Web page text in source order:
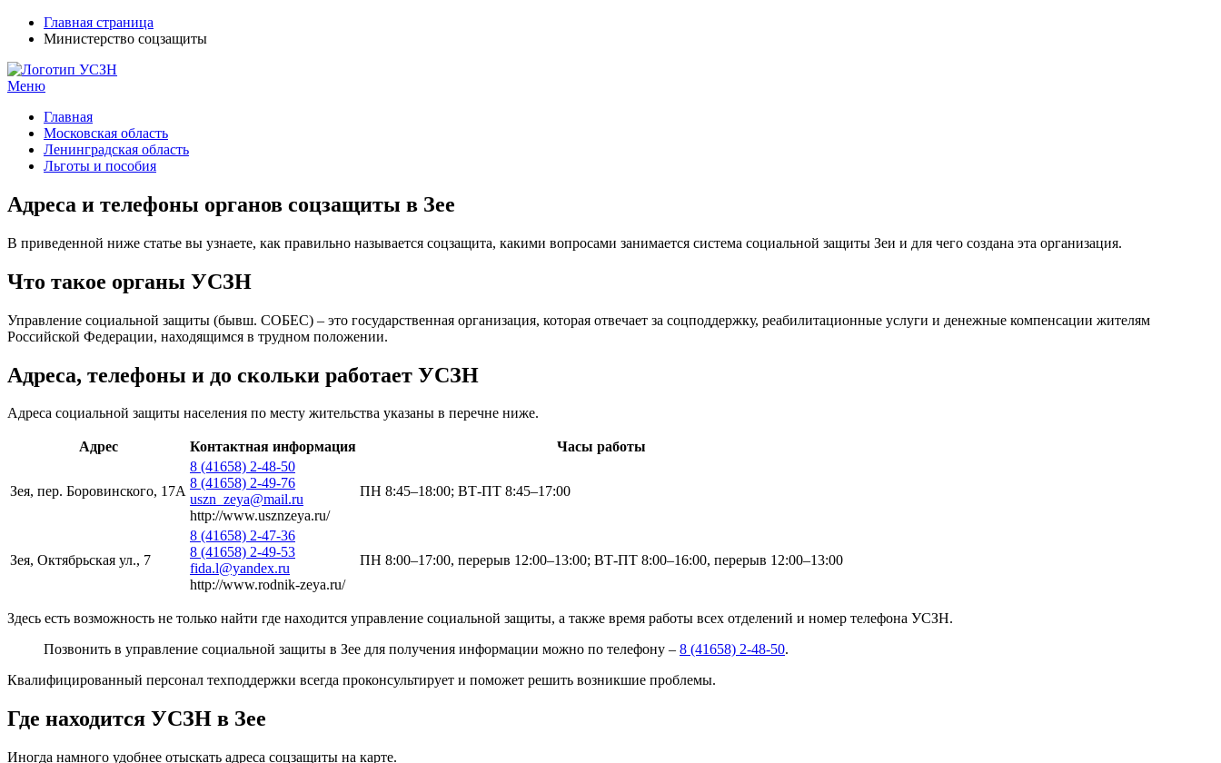
Главная страница
Министерство соцзащиты
Меню
Главная
Московская область
Ленинградская область
Льготы и пособия
Адреса и телефоны органов соцзащиты в Зее
В приведенной ниже статье вы узнаете, как правильно называется соцзащита, какими вопросами занимается система социальной защиты Зеи и для чего создана эта организация.
Что такое органы УСЗН
Управление социальной защиты (бывш. СОБЕС) – это государственная организация, которая отвечает за соцподдержку, реабилитационные услуги и денежные компенсации жителям
Российской Федерации, находящимся в трудном положении.
Адреса, телефоны и до скольки работает УСЗН
Адреса социальной защиты населения по месту жительства указаны в перечне ниже.
Адрес Контактная информация Часы работы
Зея, пер. Боровинского, 17А
8 (41658) 2-48-50
8 (41658) 2-49-76
uszn_zeya@mail.ru
http://www.usznzeya.ru/
ПН 8:45–18:00; ВТ-ПТ 8:45–17:00
Зея, Октябрьская ул., 7
8 (41658) 2-47-36
8 (41658) 2-49-53
fida.l@yandex.ru
http://www.rodnik-zeya.ru/
ПН 8:00–17:00, перерыв 12:00–13:00; ВТ-ПТ 8:00–16:00, перерыв 12:00–13:00
Здесь есть возможность не только найти где находится управление социальной защиты, а также время работы всех отделений и номер телефона УСЗН.
Позвонить в управление социальной защиты в Зее для получения информации можно по телефону – 8 (41658) 2-48-50.
Квалифицированный персонал техподдержки всегда проконсультирует и поможет решить возникшие проблемы.
Где находится УСЗН в Зее
Иногда намного удобнее отыскать адреса соцзащиты на карте.